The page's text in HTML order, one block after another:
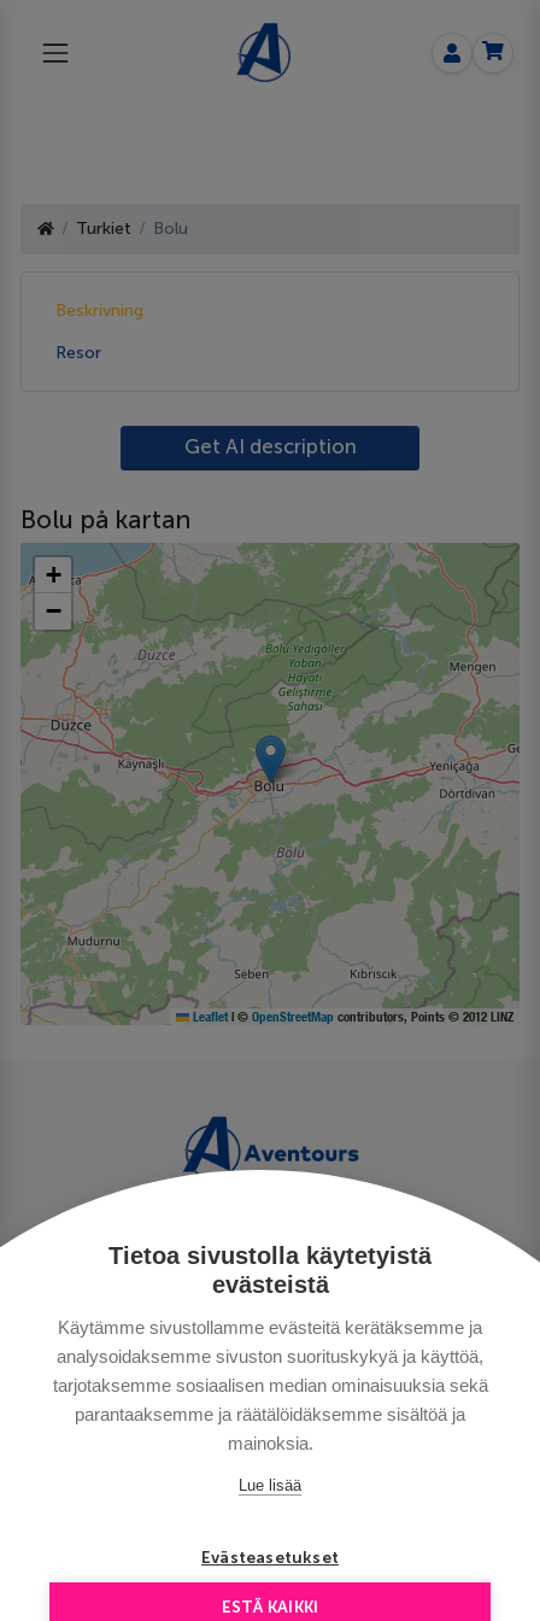
Tietoa sivustolla käytetyistä
evästeistä
Käytämme sivustollamme evästeitä kerätäksemme ja
analysoidaksemme sivuston suorituskykyä ja käyttöä,
tarjotaksemme sosiaalisen median ominaisuuksia sekä
parantaaksemme ja räätälöidäksemme sisältöä ja
mainoksia.
Lue lisää
Evästeasetukset
ESTÄ KAIKKI
Turkiet Bolu
Beskrivning
Resor
Get AI description
Bolu på kartan
+
−
Leaflet © OpenStreetMap contributors, Points © 2012 LINZ
PERSONUPPGIFTSPOLICY
BETALNINGSVILLKOR
RESEVILLKOR
BRA ATT VETA
KONTAKTA OSS
Copyright © Aventours 2026